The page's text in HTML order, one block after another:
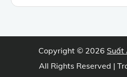
Copyright © 2026 Suất
All Rights Reserved |